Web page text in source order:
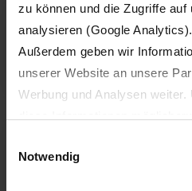
zu können und die Zugriffe auf
analysieren (Google Analytics).
Außerdem geben wir
unserer Website an unsere
Werbung und Analysen
sie im Rahmen Ihrer Nutzung
Notwendig
General Terms and
Deliveries and Services
servizi